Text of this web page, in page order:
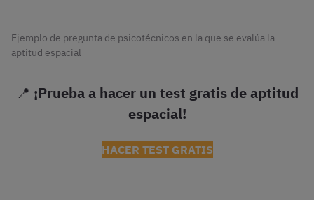
Ejemplo de pregunta de psicotécnicos en la que se evalúa la
aptitud espacial
📍 ¡Prueba a hacer un test gratis de aptitud
espacial!
HACER TEST GRATIS